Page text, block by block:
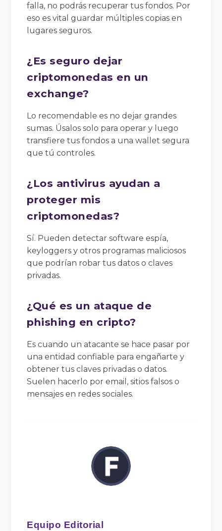
falla, no podrás recuperar tus fondos. Por
eso es vital guardar múltiples copias en
lugares seguros.
¿Es seguro dejar
criptomonedas en un
exchange?
Lo recomendable es no dejar grandes
sumas. Úsalos solo para operar y luego
transfiere tus fondos a una wallet segura
que tú controles.
¿Los antivirus ayudan a
proteger mis
criptomonedas?
Sí. Pueden detectar software espía,
keyloggers y otros programas maliciosos
que podrían robar tus datos o claves
privadas.
¿Qué es un ataque de
phishing en cripto?
Es cuando un atacante se hace pasar por
una entidad confiable para engañarte y
obtener tus claves privadas o datos.
Suelen hacerlo por email, sitios falsos o
mensajes en redes sociales.
Equipo Editorial